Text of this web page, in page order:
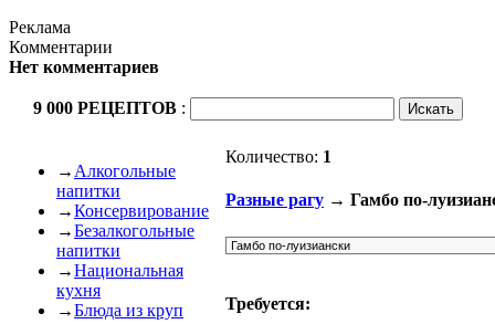
Реклама
Комментарии
Нет комментариев
9 000 РЕЦЕПТОВ :
→ Алкогольные
напитки
→Консервирование
→Безалкогольные
напитки
→Национальная
кухня
→Блюда из круп
Количество: 1
Разные рагу → Гамбо по-
Требуется: